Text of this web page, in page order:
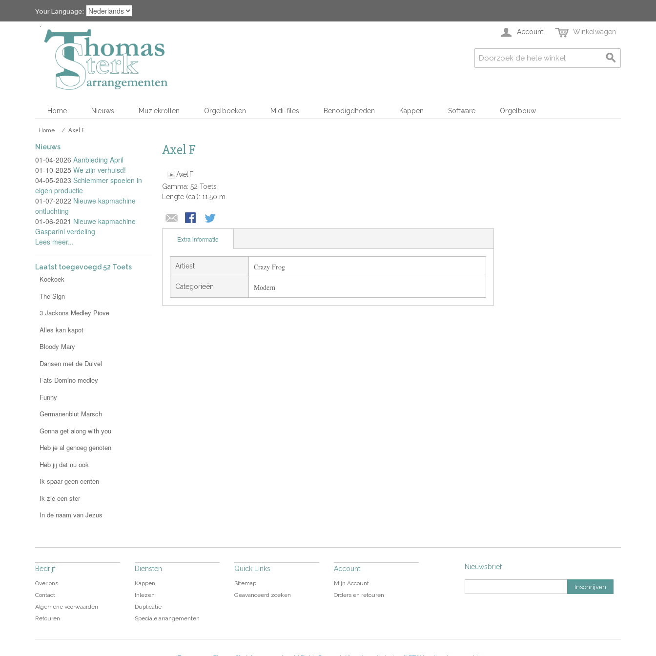
Your Language:
Account Winkelwagen
Home Nieuws Muziekrollen Orgelboeken Midi-files Benodigdheden Kappen Software Orgelbouw
Home / Axel F
Axel F
Axel F
Gamma: 52 Toets
Lengte (ca.): 11.50 m.
Extra informatie
Artiest Crazy Frog
Categorieën Modern
Nieuws
01-04-2026 Aanbieding April
01-10-2025 We zijn verhuisd!
04-05-2023 Schlemmer spoelen in
eigen productie
01-07-2022 Nieuwe kapmachine
ontluchting
01-06-2021 Nieuwe kapmachine
Gasparini verdeling
Lees meer...
Laatst toegevoegd 52 Toets
Koekoek
The Sign
3 Jackons Medley Piove
Alles kan kapot
Bloody Mary
Dansen met de Duivel
Fats Domino medley
Funny
Germanenblut Marsch
Gonna get along with you
Heb je al genoeg genoten
Heb jij dat nu ook
Ik spaar geen centen
Ik zie een ster
In de naam van Jezus
Nieuwsbrief
Inschrijven
Bedrijf
Over ons
Contact
Algemene voorwaarden
Retouren
Diensten
Kappen
Inlezen
Duplicatie
Speciale arrangementen
Quick Links
Sitemap
Geavanceerd zoeken
Account
Mijn Account
Orders en retouren